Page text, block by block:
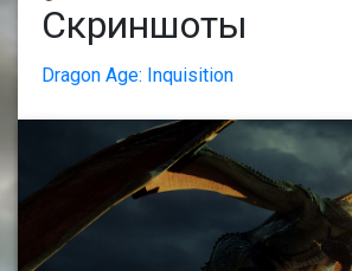
Скриншоты
Dragon Age: Inquisition